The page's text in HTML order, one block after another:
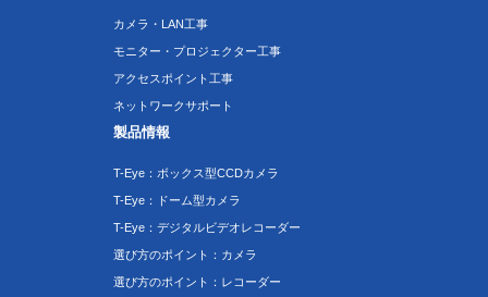
カメラ・LAN工事
モニター・プロジェクター工事
アクセスポイント工事
ネットワークサポート
製品情報
T-Eye：ボックス型CCDカメラ
T-Eye：ドーム型カメラ
T-Eye：デジタルビデオレコーダー
選び方のポイント：カメラ
選び方のポイント：レコーダー